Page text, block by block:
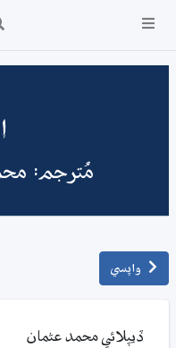
مُترجم:
واپسي
ڏيپلائي محمد عثمان